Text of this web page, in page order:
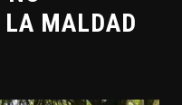
LA MALDAD